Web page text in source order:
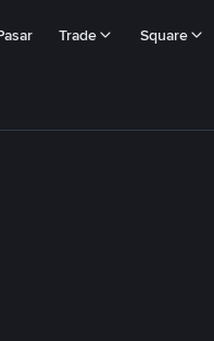
Trade Square